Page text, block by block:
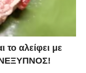
το αλείφει με